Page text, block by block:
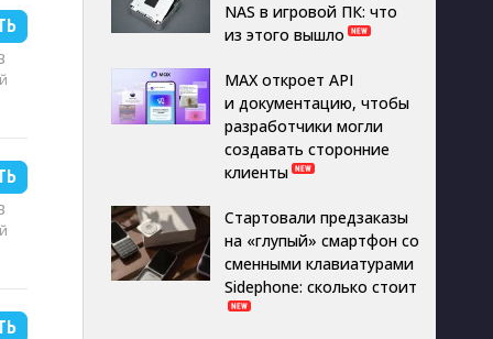
NAS в игровой ПК: что
из этого вышло
MAX откроет API
и документацию, чтобы
разработчики могли
создавать сторонние
клиенты
Стартовали предзаказы
на «глупый» смартфон со
сменными клавиатурами
Sidephone: сколько стоит